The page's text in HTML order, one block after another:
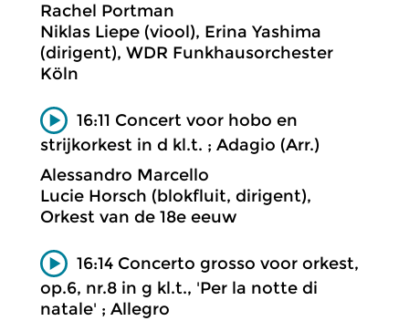
Rachel Portman
Niklas Liepe (viool), Erina Yashima
(dirigent), WDR Funkhausorchester
Köln
16:11 Concert voor hobo en
strijkorkest in d kl.t. ; Adagio (Arr.)
Alessandro Marcello
Lucie Horsch (blokfluit, dirigent),
Orkest van de 18e eeuw
16:14 Concerto grosso voor orkest,
op.6, nr.8 in g kl.t., 'Per la notte di
natale' ; Allegro